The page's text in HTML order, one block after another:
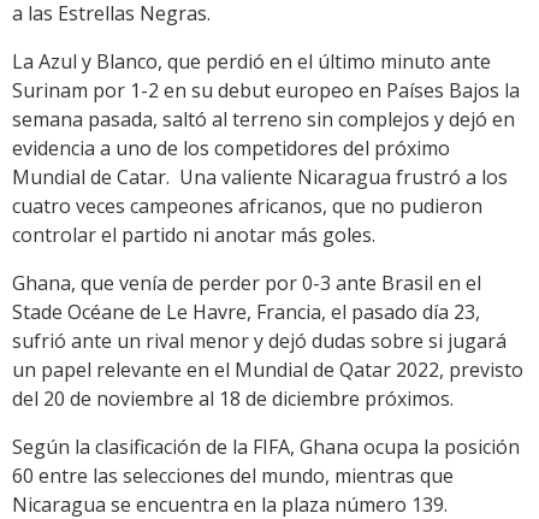
a las Estrellas Negras.
La Azul y Blanco, que perdió en el último minuto ante
Surinam por 1-2 en su debut europeo en Países Bajos la
semana pasada, saltó al terreno sin complejos y dejó en
evidencia a uno de los competidores del próximo
Mundial de Catar. Una valiente Nicaragua frustró a los
cuatro veces campeones africanos, que no pudieron
controlar el partido ni anotar más goles.
Ghana, que venía de perder por 0-3 ante Brasil en el
Stade Océane de Le Havre, Francia, el pasado día 23,
sufrió ante un rival menor y dejó dudas sobre si jugará
un papel relevante en el Mundial de Qatar 2022, previsto
del 20 de noviembre al 18 de diciembre próximos.
Según la clasificación de la FIFA, Ghana ocupa la posición
60 entre las selecciones del mundo, mientras que
Nicaragua se encuentra en la plaza número 139.